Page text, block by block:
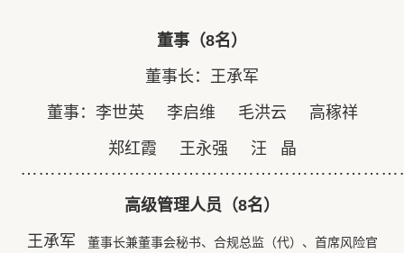
董事（8名）
董事长：王承军
董事：李世英 李启维 毛洪云 高稼祥
郑红霞 王永强 汪 晶
高级管理人员（8名）
王承军
董事长兼董事会秘书、合规总监（代）、首席风险官